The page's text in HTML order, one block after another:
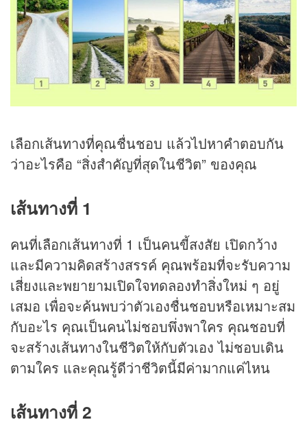
เลือกเส้นทางที่คุณชื่นชอบ แล้วไปหาคำตอบกัน
ว่าอะไรคือ “สิ่งสำคัญที่สุดในชีวิต” ของคุณ
เส้นทางที่ 1
คนที่เลือกเส้นทางที่ 1 เป็นคนขี้สงสัย เปิดกว้าง
และมีความคิดสร้างสรรค์ คุณพร้อมที่จะรับความ
เสี่ยงและพยายามเปิดใจทดลองทำสิ่งใหม่ ๆ อยู่
เสมอ เพื่อจะค้นพบว่าตัวเองชื่นชอบหรือเหมาะสม
กับอะไร คุณเป็นคนไม่ชอบพึ่งพาใคร คุณชอบที่
จะสร้างเส้นทางในชีวิตให้กับตัวเอง ไม่ชอบเดิน
ตามใคร และคุณรู้ดีว่าชีวิตนี้มีค่ามากแค่ไหน
เส้นทางที่ 2